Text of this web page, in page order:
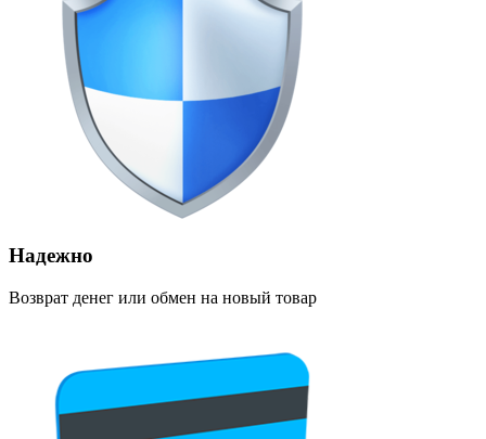
Надежно
Возврат денег или обмен на новый товар